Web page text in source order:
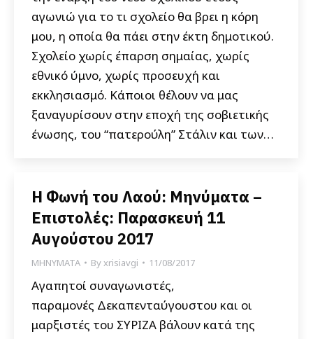
αγωνιώ για το τι σχολείο θα βρει η κόρη
μου, η οποία θα πάει στην έκτη δημοτικού.
Σχολείο χωρίς έπαρση σημαίας, χωρίς
εθνικό ύμνο, χωρίς προσευχή και
εκκλησιασμό. Κάποιοι θέλουν να μας
ξαναγυρίσουν στην εποχή της σοβιετικής
ένωσης, του “πατερούλη” Στάλιν και των…
Η Φωνή του Λαού: Μηνύματα –
Επιστολές: Παρασκευή 11
Αυγούστου 2017
ΜΗΝΥΜΑΤΑ Byxrisiavgi 11/08/2017
Αγαπητοί συναγωνιστές,
παραμονές Δεκαπενταύγουστου και οι
μαρξιστές του ΣΥΡΙΖΑ βάλουν κατά της